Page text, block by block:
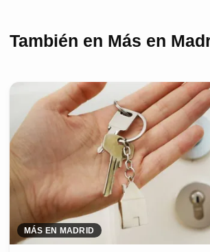
También en Más en
MÁS EN MADRID